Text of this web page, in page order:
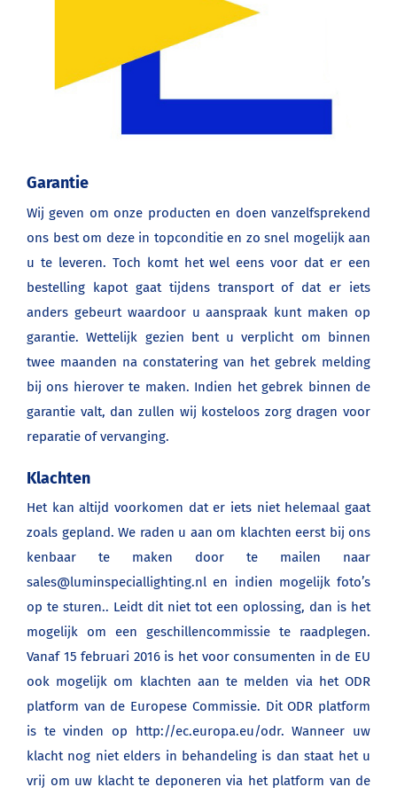
Garantie
Wij geven om onze producten en doen vanzelfsprekend
ons best om deze in topconditie en zo snel mogelijk aan
u te leveren. Toch komt het wel eens voor dat er een
bestelling kapot gaat tijdens transport of dat er iets
anders gebeurt waardoor u aanspraak kunt maken op
garantie. Wettelijk gezien bent u verplicht om binnen
twee maanden na constatering van het gebrek melding
bij ons hierover te maken. Indien het gebrek binnen de
garantie valt, dan zullen wij kosteloos zorg dragen voor
reparatie of vervanging.
Klachten
Het kan altijd voorkomen dat er iets niet helemaal gaat
zoals gepland. We raden u aan om klachten eerst bij ons
kenbaar te maken door te mailen naar
sales@luminspeciallighting.nl en indien mogelijk foto’s
op te sturen.. Leidt dit niet tot een oplossing, dan is het
mogelijk om een geschillencommissie te raadplegen.
Vanaf 15 februari 2016 is het voor consumenten in de EU
ook mogelijk om klachten aan te melden via het ODR
platform van de Europese Commissie. Dit ODR platform
is te vinden op
http://ec.europa.eu/odr. Wanneer uw
klacht nog niet elders in behandeling is dan staat het u
vrij om uw klacht te deponeren via het platform van de